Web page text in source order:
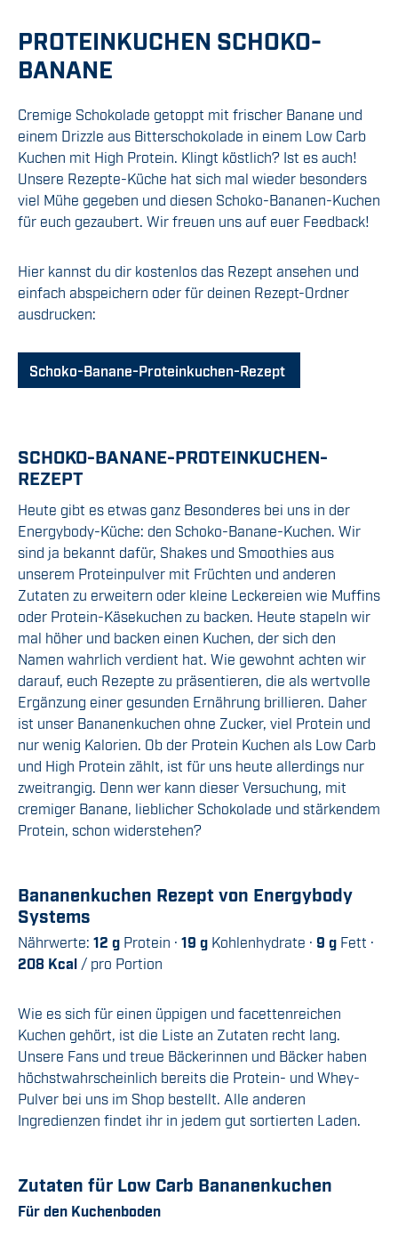
PROTEINKUCHEN SCHOKO-
BANANE
Cremige Schokolade getoppt mit frischer Banane und
einem Drizzle aus Bitterschokolade in einem Low Carb
Kuchen mit High Protein. Klingt köstlich? Ist es auch!
Unsere Rezepte-Küche hat sich mal wieder besonders
viel Mühe gegeben und diesen Schoko-Bananen-Kuchen
für euch gezaubert. Wir freuen uns auf euer Feedback!
Hier kannst du dir kostenlos das Rezept ansehen und
einfach abspeichern oder für deinen Rezept-Ordner
ausdrucken:
Schoko-Banane-Proteinkuchen-Rezept
SCHOKO-BANANE-PROTEINKUCHEN-
REZEPT
Heute gibt es etwas ganz Besonderes bei uns in der
Energybody-Küche: den Schoko-Banane-Kuchen. Wir
sind ja bekannt dafür, Shakes und Smoothies aus
unserem Proteinpulver mit Früchten und anderen
Zutaten zu erweitern oder kleine Leckereien wie Muffins
oder Protein-Käsekuchen zu backen. Heute stapeln wir
mal höher und backen einen Kuchen, der sich den
Namen wahrlich verdient hat. Wie gewohnt achten wir
darauf, euch Rezepte zu präsentieren, die als wertvolle
Ergänzung einer gesunden Ernährung brillieren. Daher
ist unser Bananenkuchen ohne Zucker, viel Protein und
nur wenig Kalorien. Ob der Protein Kuchen als Low Carb
und High Protein zählt, ist für uns heute allerdings nur
zweitrangig. Denn wer kann dieser Versuchung, mit
cremiger Banane, lieblicher Schokolade und stärkendem
Protein, schon widerstehen?
Bananenkuchen Rezept von Energybody
Systems
Nährwerte: 12 g Protein · 19 g Kohlenhydrate · 9 g Fett ·
208 Kcal / pro Portion
Wie es sich für einen üppigen und facettenreichen
Kuchen gehört, ist die Liste an Zutaten recht lang.
Unsere Fans und treue Bäckerinnen und Bäcker haben
höchstwahrscheinlich bereits die Protein- und Whey-
Pulver bei uns im Shop bestellt. Alle anderen
Ingredienzen findet ihr in jedem gut sortierten Laden.
Zutaten für Low Carb Bananenkuchen
Für den Kuchenboden